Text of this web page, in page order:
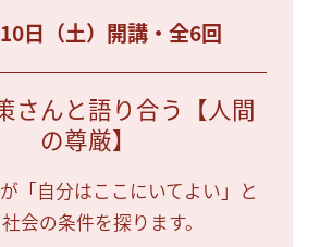
日（土）開講・全6回
さんと語り合う【人間
の尊厳】
「自分はここにいてよい」と
会の条件を探ります。